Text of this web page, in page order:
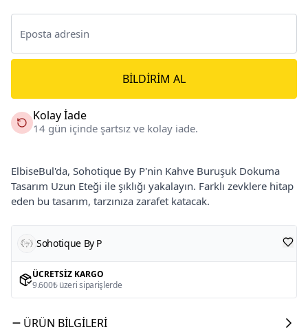
BILDIRIM AL
Kolay İade
14 gün içinde şartsız ve kolay iade.
ElbiseBul'da, Sohotique By P'nin Kahve Buruşuk Dokuma
Tasarım Uzun Eteği ile şıklığı yakalayın. Farklı zevklere hitap
eden bu tasarım, tarzınıza zarafet katacak.
Sohotique By P
ÜCRETSIZ KARGO
9.600₺ üzeri siparişlerde
ÜRÜN BILGILERI